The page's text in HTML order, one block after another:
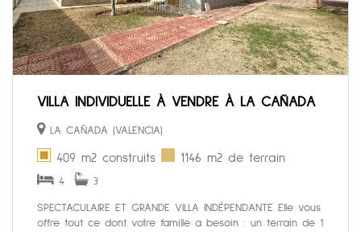
VILLA INDIVIDUELLE À VENDRE À LA CAÑADA
LA CAÑADA (VALENCIA)
409 m2 construits 1146 m2 de terrain
4 3
SPECTACULAIRE ET GRANDE VILLA INDÉPENDANTE Elle vous
offre tout ce dont votre famille a besoin : un terrain de 1